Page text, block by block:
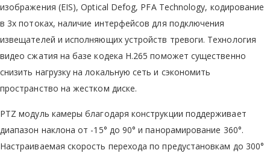
изображения (EIS), Optical Defog, PFA Technology, кодирование
в 3х потоках, наличие интерфейсов для подключения
извещателей и исполняющих устройств тревоги. Технология
видео сжатия на базе кодека Н.265 поможет существенно
снизить нагрузку на локальную сеть и сэкономить
пространство на жестком диске.
PTZ модуль камеры благодаря конструкции поддерживает
диапазон наклона от -15° до 90° и панорамирование 360°.
Настраиваемая скорость перехода по предустановкам до 300°